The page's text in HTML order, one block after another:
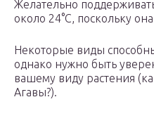
Желательно
около 24°C, поскольку
Некоторые виды
однако нужно быть
вашему виду растения
Агавы?).